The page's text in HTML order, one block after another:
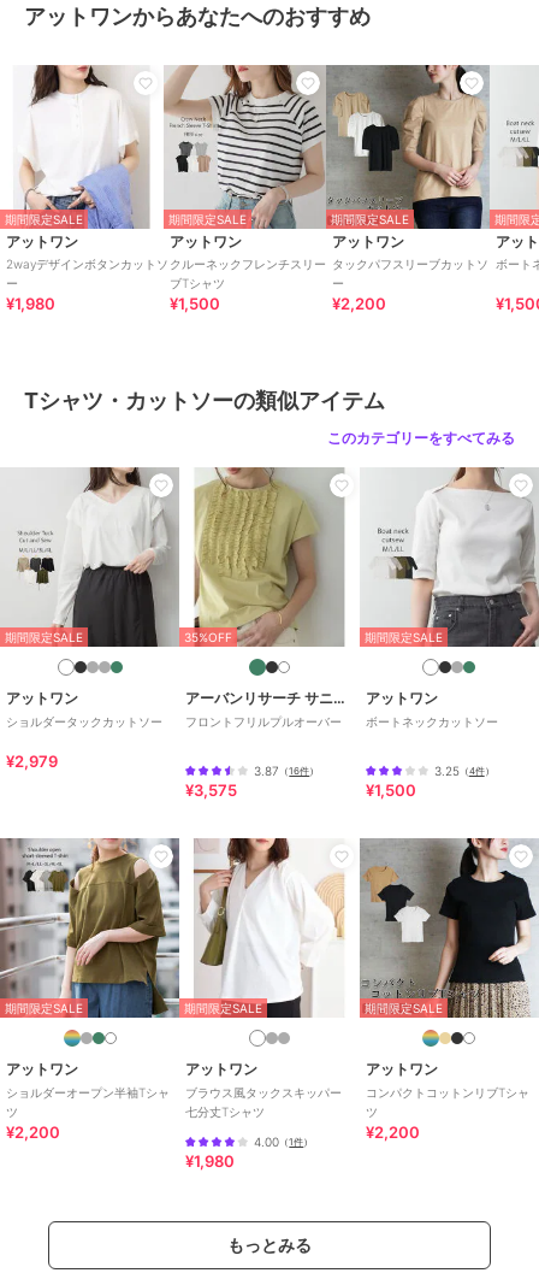
≪注意事項≫
・撮影時のライティング、撮影時期、ご覧になっているモニター・PC
環境によって実際の商品とは異なって見える場合がございます。
何卒ご注意の上ご購入ください。
・サイズは若干の誤差が生じる場合がございます。
ブランド アットワン
商品カテゴリ トップス ／Tシャツ・カットソ
性別タイプ
レディース
トップス ／ Tシャツ・カットソ
カラー
ピンクベージュ、ホワイト、テラ
コッタピンク、ココア、ミント、
カーキ、ブラック
サイズ M-L,LL-3L,4L-5L
商品のお取り扱い方法
綿・コットン素材
綿100％/カ
ットソー素材/無地 半袖 /ノ
ースリーブ / LL･13号以上あり/
大きいサイズあり/
ヘンリーネッ
ク・キーネック
/レギュラー丈
(トップス)
Tシャツ・カットソー
綿・コットン素材
ースリーブ
LL･13号以上あり/
大きいサイズあり
ヘンリーネッ
レギュラー丈
(トップス)
アットワンからあなたへのおすすめ
期間限定SALE
アットワン
2wayデザインボタンカットソ
ー
¥1,980
期間限定SALE
アットワン
クルーネックフレンチスリー
ブTシャツ
¥1,500
期間限定SALE
アットワン
タックパフスリーブカットソ
ー
¥2,200
期間限
アッ
ボート
Tシャツ・カットソーの類似アイテム
このカテゴリーをすべてみる
期間限定SALE
アットワン
ショルダータックカットソー
¥2,979
35%OFF
アーバンリサーチ サニーレーベル
フロントフリルプルオーバー
3.87 （16件）
¥3,575
期間限定SALE
アットワン
ボートネックカットソー
3.25（4件）
¥1,500
期間限定SALE
アットワン
ショルダーオープン半袖Tシャ
ツ
¥2,200
期間限定SALE
アットワン
ブラウス風タックスキッパー
七分丈Tシャツ
4.00 （1件）
¥1,980
期間限定SALE
アットワン
コンパクトコットンリブTシャ
ツ
¥2,200
もっとみる